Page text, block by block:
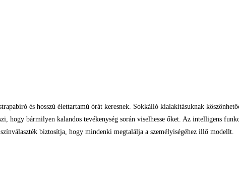
és hosszú élettartamú órát keresnek. Sokkálló kialakításuknak
hogy bármilyen kalandos tevékenység során viselhesse őket. Az intelligens
biztosítja, hogy mindenki megtalálja a személyiségéhez illő modellt.